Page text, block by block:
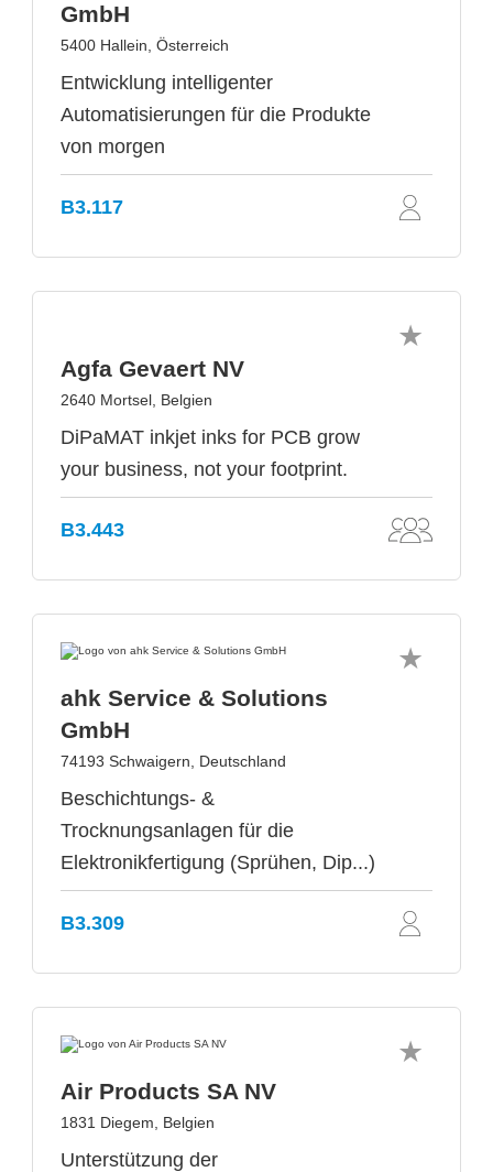
GmbH
5400 Hallein, Österreich
Entwicklung intelligenter
Automatisierungen für die Produkte
von morgen
B3.117
Agfa Gevaert NV
2640 Mortsel, Belgien
DiPaMAT inkjet inks for PCB grow
your business, not your footprint.
B3.443
ahk Service & Solutions
GmbH
74193 Schwaigern, Deutschland
Beschichtungs- &
Trocknungsanlagen für die
Elektronikfertigung (Sprühen, Dip...)
B3.309
Air Products SA NV
1831 Diegem, Belgien
Unterstützung der